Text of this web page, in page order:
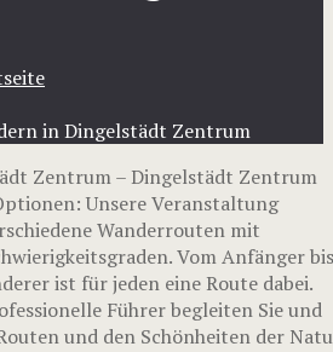
in Dingelstädt Zentrum
Zentrum – Dingelstädt Zentrum
Unsere Veranstaltung
Wanderrouten mit
Vom Anfänger bis
ist für jeden eine Route dabei.
Führer begleiten Sie und
und den Schönheiten der